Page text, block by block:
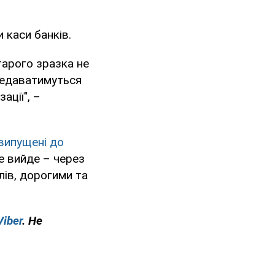
банків.
зразка не
–
до
вийде – через
дорогими та
. Не